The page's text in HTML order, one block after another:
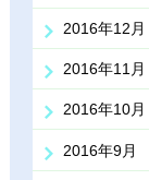
2016年12月
2016年11月
2016年10月
2016年9月